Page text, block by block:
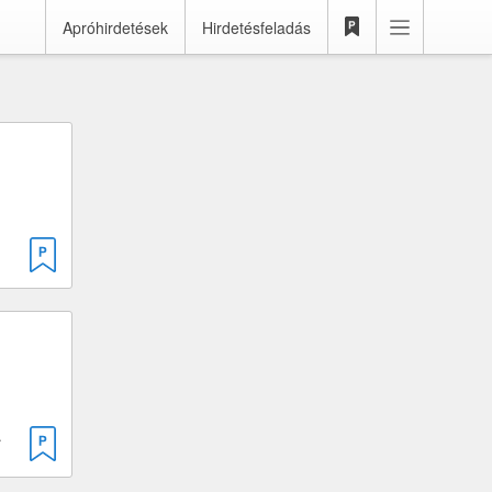
Apróhirdetések Hirdetésfeladás
cm³